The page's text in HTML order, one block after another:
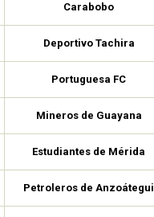
Carabobo
Deportivo Tachira
Portuguesa FC
Mineros de Guayana
Estudiantes de Mérida
Petroleros de Anzoátegui